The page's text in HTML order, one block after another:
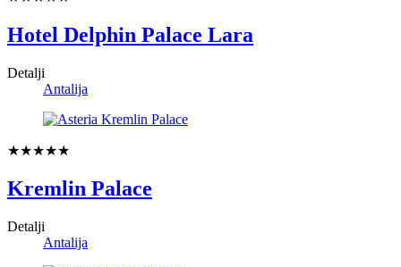
Hotel Delphin Palace Lara
Detalji
Antalija
★★★★★
Kremlin Palace
Detalji
Antalija